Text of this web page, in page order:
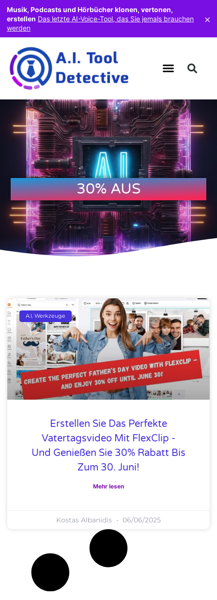
30% AUS
A.I. Werkzeuge
Erstellen Sie Das Perfekte
Vatertagsvideo Mit FlexClip -
Und Genießen Sie 30% Rabatt Bis
Zum 30. Juni!
Mehr lesen
Kostas Albanidis 06/06/2025
Musik, Podcasts und Hörbücher klonen, vertonen,
erstellen Das letzte AI-Voice-Tool, das Sie jemals brauchen
werden
×